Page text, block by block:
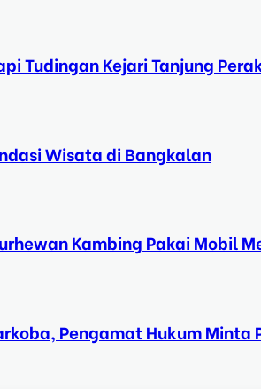
Tudingan Kejari Tanjung
Wisata di Bangkalan
Kambing Pakai Mobil
Pengamat Hukum Minta